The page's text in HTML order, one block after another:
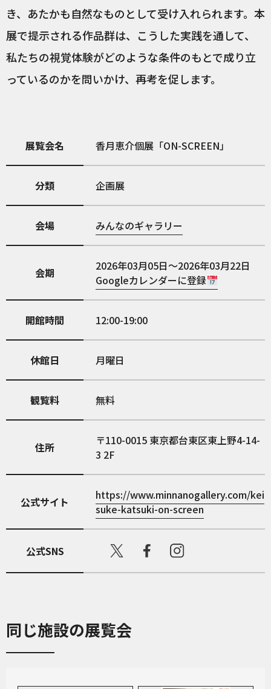
き、あたかも自然なものとして受け入れられます。本
展で提示される作品群は、こうした実践を通して、
私たちの視覚体験がどのような条件のもとで成り立
っているのかを問いかけ、再考を促します。
展覧会名 香月恵介個展「ON-SCREEN」
分類 企画展
会場 みんなのギャラリー
会期
2026年03月05日～2026年03月22日
Googleカレンダーに登録
開館時間 12:00-19:00
休館日 月曜日
観覧料 無料
住所 110-0015 東京都台東区東上野4-14-
3 2F
公式サイト
https://www.minnanogallery.com/kei
suke-katsuki-on-screen
公式SNS
同じ施設の展覧会